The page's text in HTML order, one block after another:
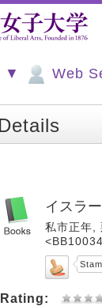
▼ Web
イスラ
私市正年,
Rating: